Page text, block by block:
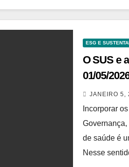
ESG E
O SUS e
01/05/
JANEIRO 5,
Incorporar
de saúde é
Nesse